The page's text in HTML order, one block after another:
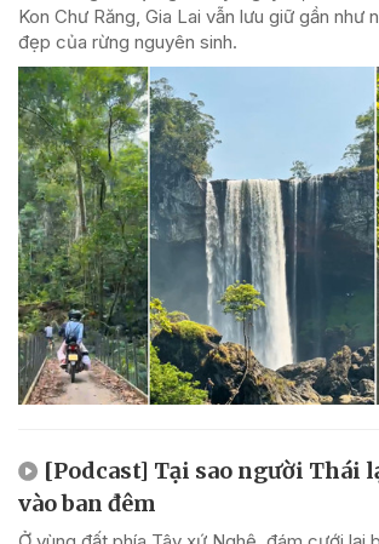
Kon Chư Răng, Gia Lai vẫn lưu giữ gần như
đẹp của rừng nguyên sinh.
[Podcast] Tại sao người Thái
vào ban đêm